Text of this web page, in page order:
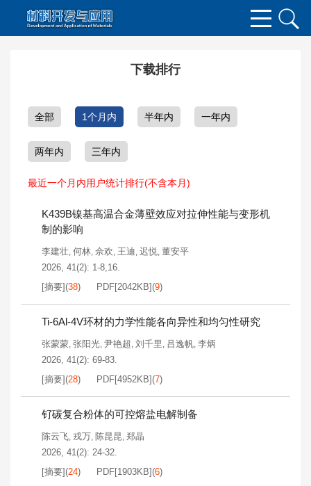
下载排行
全部 1个月内 半年内 一年内
两年内 三年内
最近一个月内用户统计排行(不含本月)
K439B镍基高温合金薄壁效应对拉伸性能与变形机
制的影响
李建壮, 何林, 佘欢, 王迪, 迟悦, 董安平
2026, 41(2): 1-8,16.
[摘要](38) PDF[2042KB](9)
Ti-6Al-4V环材的力学性能各向异性和均匀性研究
张蒙蒙, 张阳光, 尹艳超, 刘千里 , 吕逸帆, 李炳
2026, 41(2): 69-83.
[摘要](28) PDF[4952KB](7)
钌碳复合粉体的可控熔盐电解制备
陈云飞, 戎万, 陈昆昆, 郑晶
2026, 41(2): 24-32.
[摘要](24) PDF[1903KB](6)